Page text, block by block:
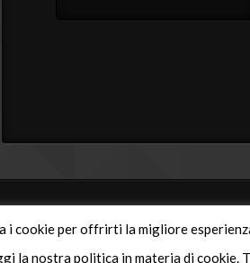
e-mail:
i cookie per offrirti la migliore
la nostra politica in materia di